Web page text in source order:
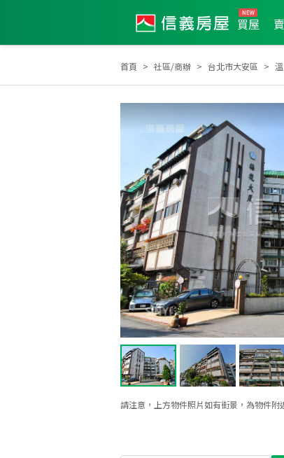
買屋
首頁 社區/商辦 台北市大安區
請注意，上方物件照片如有街景，為物件附
2025年4月區成件TOP3 2026年5月業績